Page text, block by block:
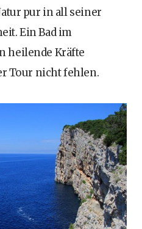
pur in all seiner
Ein Bad im
heilende Kräfte
Tour nicht fehlen.